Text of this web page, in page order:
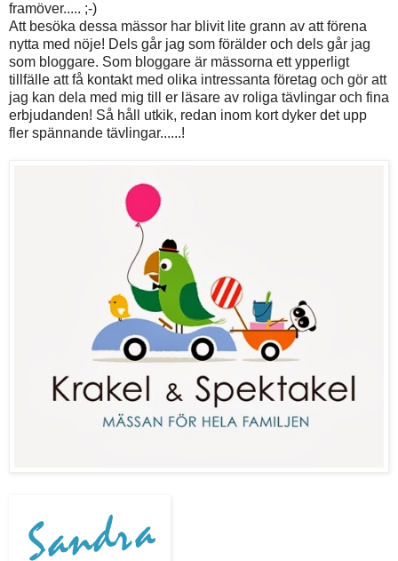
framöver..... ;-)
Att besöka dessa mässor har blivit lite grann av att förena
nytta med nöje! Dels går jag som förälder och dels går jag
som bloggare. Som bloggare är mässorna ett ypperligt
tillfälle att få kontakt med olika intressanta företag och gör att
jag kan dela med mig till er läsare av roliga tävlingar och fina
erbjudanden! Så håll utkik, redan inom kort dyker det upp
fler spännande tävlingar......!